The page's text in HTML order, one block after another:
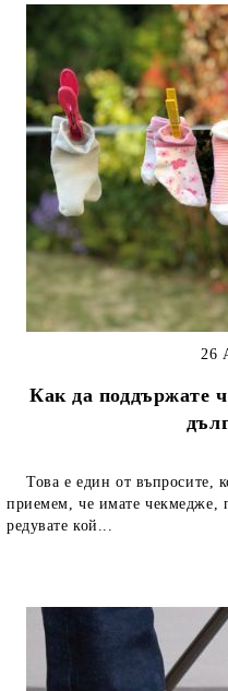
Как да поддържате
26
Това е един от въпросите,
приемем, че имате чекмедже,
редувате кой...